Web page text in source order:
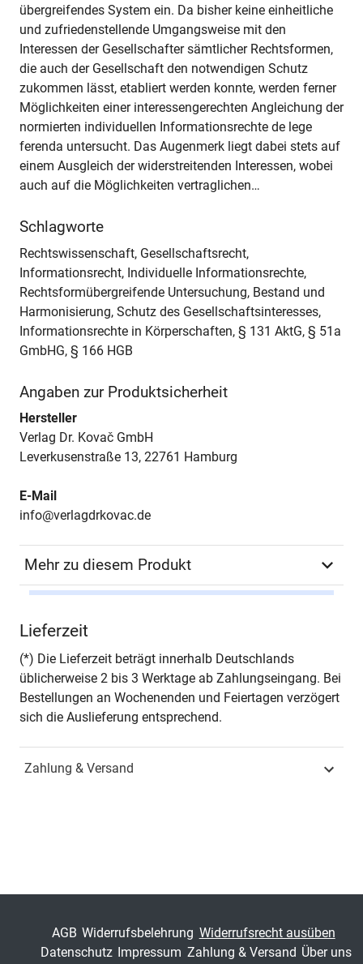
übergreifendes System ein. Da bisher keine einheitliche
und zufriedenstellende Umgangsweise mit den
Interessen der Gesellschafter sämtlicher Rechtsformen,
die auch der Gesellschaft den notwendigen Schutz
zukommen lässt, etabliert werden konnte, werden ferner
Möglichkeiten einer interessengerechten Angleichung der
normierten individuellen Informationsrechte de lege
ferenda untersucht. Das Augenmerk liegt dabei stets auf
einem Ausgleich der widerstreitenden Interessen, wobei
auch auf die Möglichkeiten vertraglichen…
Schlagworte
Rechtswissenschaft, Gesellschaftsrecht,
Informationsrecht, Individuelle Informationsrechte,
Rechtsformübergreifende Untersuchung, Bestand und
Harmonisierung, Schutz des Gesellschaftsinteresses,
Informationsrechte in Körperschaften, § 131 AktG, § 51a
GmbHG, § 166 HGB
Angaben zur Produktsicherheit
Hersteller
Verlag Dr. Kovač GmbH
Leverkusenstraße 13, 22761 Hamburg
E-Mail
info@verlagdrkovac.de
Mehr zu diesem Produkt
Seiten 362
Jahr Hamburg 2019
Fachdisziplin
ISSN 1860-8868
Band 233
Lieferzeit
(*) Die Lieferzeit beträgt innerhalb Deutschlands
üblicherweise 2 bis 3 Werktage ab Zahlungseingang. Bei
Bestellungen an Wochenenden und Feiertagen verzögert
sich die Auslieferung entsprechend.
Zahlung & Versand
AGB Widerrufsbelehrung Widerrufsrecht ausüben
Datenschutz Impressum Zahlung & Versand Über uns